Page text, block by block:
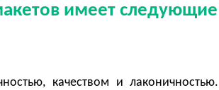
имеет следующие
качеством и лаконичностью.